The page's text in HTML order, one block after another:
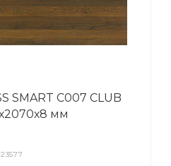
SMART C007 CLUB
мм